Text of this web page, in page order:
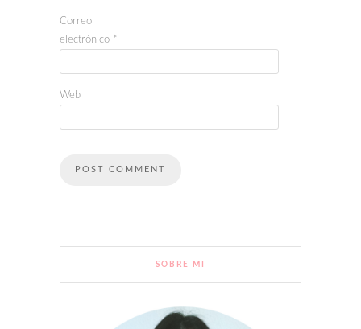
Correo
electrónico *
Web
SOBRE MI